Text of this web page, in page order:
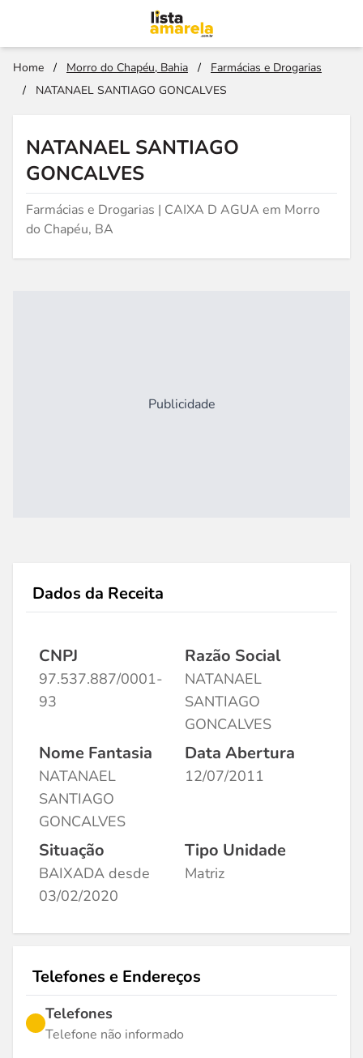
Home / Morro do Chapéu, Bahia /
Farmácias e Drogarias
/
NATANAEL SANTIAGO GONCALVES
NATANAEL SANTIAGO
GONCALVES
Farmácias e Drogarias | CAIXA D AGUA em Morro
do Chapéu, BA
Publicidade
Dados da Receita
CNPJ
97.537.887/0001-
93
Razão Social
NATANAEL
SANTIAGO
GONCALVES
Nome Fantasia
NATANAEL
SANTIAGO
GONCALVES
Data Abertura
12/07/2011
Situação
BAIXADA desde
03/02/2020
Tipo Unidade
Matriz
Telefones e Endereços
Telefones
Telefone não informado